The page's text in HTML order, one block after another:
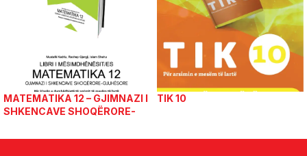
MATEMATIKA 12 – GJIMNAZI I
SHKENCAVE SHOQËRORE-
TIK 10